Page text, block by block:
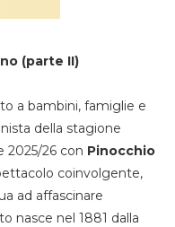
(parte II)
a bambini, famiglie e
della stagione
2025/26 con Pinocchio
coinvolgente,
ad affascinare
nasce nel 1881 dalla